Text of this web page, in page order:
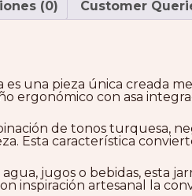
(0) Customer
es una pieza única creada
ergonómico con asa
de tonos turquesa,
Esta característica
jugos o bebidas, esta
inspiración artesanal la